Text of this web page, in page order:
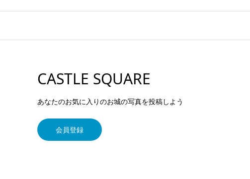
CASTLE SQUARE
あなたのお気に入りのお城の写真を投稿しよう
会員登録